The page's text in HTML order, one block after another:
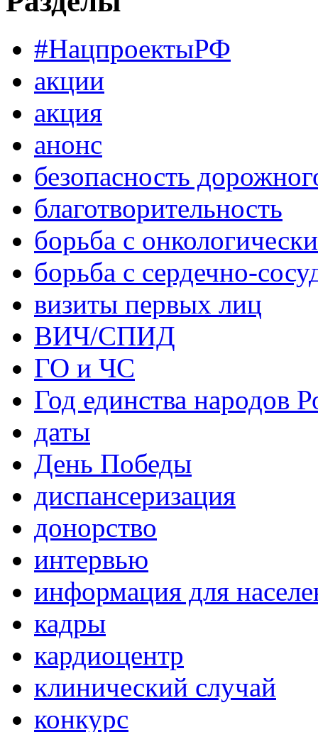
#НацпроектыРФ
акции
акция
анонс
безопасность
благотворительность
борьба с
борьба с сердечно-
визиты первых лиц
ВИЧ/СПИД
ГО и ЧС
Год единства народов
даты
День Победы
диспансеризация
донорство
интервью
информация для
кадры
кардиоцентр
клинический случай
конкурс